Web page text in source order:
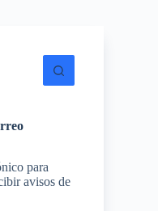
para
avisos de